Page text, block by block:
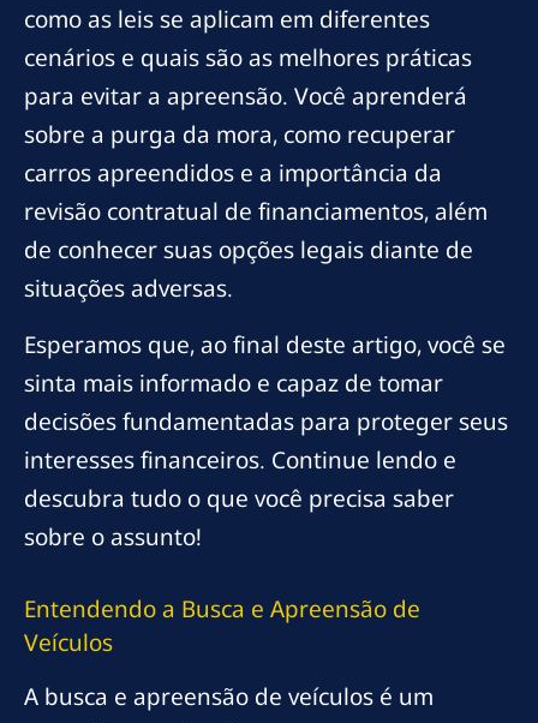
como as leis se aplicam em diferentes
cenários e quais são as melhores práticas
para evitar a apreensão. Você aprenderá
sobre a purga da mora, como recuperar
carros apreendidos e a importância da
revisão contratual de financiamentos, além
de conhecer suas opções legais diante de
situações adversas.
Esperamos que, ao final deste artigo, você se
sinta mais informado e capaz de tomar
decisões fundamentadas para proteger seus
interesses financeiros. Continue lendo e
descubra tudo o que você precisa saber
sobre o assunto!
Entendendo a Busca e Apreensão de
Veículos
A busca e apreensão de veículos é um